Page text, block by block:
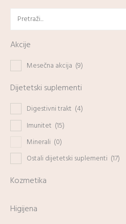
Akcije
Mesečna akcija (9)
Dijetetski suplementi
Digestivni trakt (4)
Imunitet (15)
Minerali (0)
Ostali dijetetski suplementi (17)
Kozmetika
Higijena